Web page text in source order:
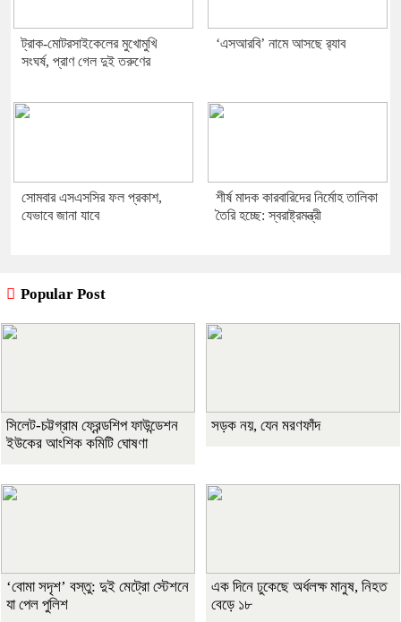
ট্রাক-মোটরসাইকেলের মুখোমুখি
সংঘর্ষ, প্রাণ গেল দুই তরুণের
‘এসআরবি’ নামে আসছে র‌্যাব
সোমবার এসএসসির ফল প্রকাশ,
যেভাবে জানা যাবে
শীর্ষ মাদক কারবারিদের নির্মোহ তালিকা
তৈরি হচ্ছে: স্বরাষ্ট্রমন্ত্রী
Popular Post
সিলেট-চট্টগ্রাম ফ্রেন্ডশিপ ফাউন্ডেশন
ইউকের আংশিক কমিটি ঘোষণা
সড়ক নয়, যেন মরণফাঁদ
‘বোমা সদৃশ’ বস্তু: দুই মেট্রো স্টেশনে
যা পেল পুলিশ
এক দিনে ঢুকেছে অর্ধলক্ষ মানুষ, নিহত
বেড়ে ১৮